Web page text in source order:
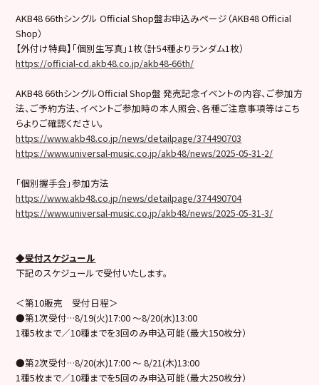
AKB48 66thシングル Official Shop盤お申込みページ（AKB48 Official
Shop）
【外付け特典】「個別生写真」1枚（計54種よりランダム1枚）
https://official-cd.akb48.co.jp/akb48-66th/
AKB48 66thシングルOfficial Shop盤 発売記念イベントの内容、ご参加方
法、ご予約方法、イベントご参加時の本人照会、各種ご注意事項等はこち
らよりご確認ください。
https://www.akb48.co.jp/news/detailpage/374490703
https://www.universal-music.co.jp/akb48/news/2025-05-31-2/
「個別握手会」参加方法
https://www.akb48.co.jp/news/detailpage/374490704
https://www.universal-music.co.jp/akb48/news/2025-05-31-3/
◆受付スケジュール
下記のスケジュールで受付いたします。
＜第10販売 受付日程＞
●第1次受付…8/19(火)17:00 ～8/20(水)13:00
1種5枚まで／10種までを3回のみ申込可能（最大150枚分）
●第2次受付…8/20(水)17:00 ～ 8/21(木)13:00
1種5枚まで／10種までを5回のみ申込可能（最大250枚分）